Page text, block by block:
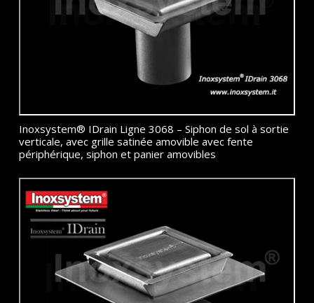
Inoxsystem® IDrain Ligne 3068 – Siphon de sol à sortie
verticale, avec grille satinée amovible avec fente
périphérique, siphon et panier amovibles